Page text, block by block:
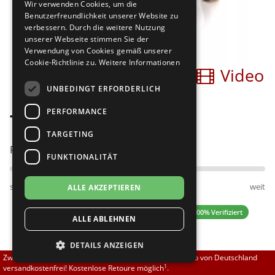
Brautschuhe
Sneaker
Übergrößen 43-44
Flexerinas
Merlet
Nueva Epoca
RayRose
Rummos
Rumpf
SoDanca
TopTanz
Bilder Video
Top Tanz Queen 2759
Passt am besten bei Fußweite:
schmal normal weit
4.67 (46 Bewertungen) ✓ 100% Verifiziert
129,90 EUR
Zwischen 70,00 EUR und 800,00 EUR liefern wir innerhalb von Deutschland
versandkostenfrei! Kostenlose Retoure möglich1.
Wir verwenden Cookies, um die
Benutzerfreundlichkeit unserer Website zu
verbessern. Durch die weitere Nutzung
unserer Webseite stimmen Sie der
Verwendung von Cookies gemäß unserer
Cookie-Richtlinie zu. Weitere Informationen
UNBEDINGT ERFORDERLICH
PERFORMANCE
TARGETING
FUNKTIONALITÄT
ALLE AKZEPTIEREN
ALLE ABLEHNEN
DETAILS ANZEIGEN